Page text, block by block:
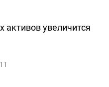
увеличится
11